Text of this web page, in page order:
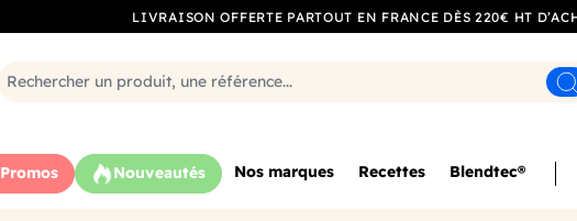
LIVRAISON OFFERTE PARTOUT EN FRANCE DÈS 220€ HT
Promos Nouveautés Nos marques Recettes Blendtec®